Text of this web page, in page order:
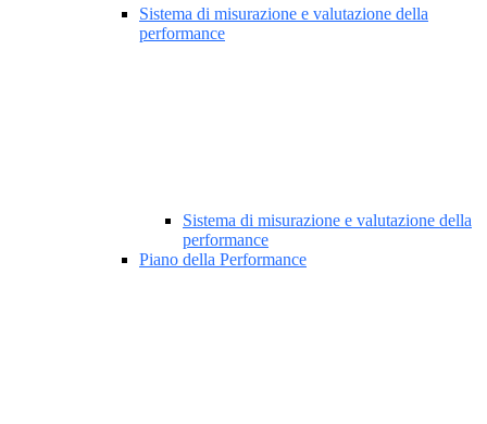
Sistema di misurazione e valutazione della
performance
Sistema di misurazione e valutazione della
performance
Piano della Performance